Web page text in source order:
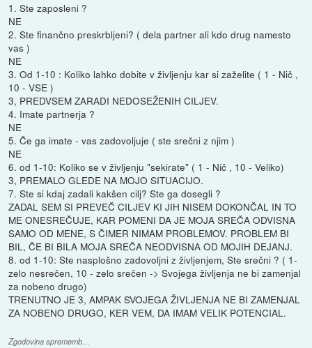
1. Ste zaposleni ?
NE
2. Ste finančno preskrbljeni? ( dela partner ali kdo drug namesto
vas )
NE
3. Od 1-10 : Koliko lahko dobite v življenju kar si zaželite ( 1 - Nič ,
10 - VSE )
3, PREDVSEM ZARADI NEDOSEŽENIH CILJEV.
4. Imate partnerja ?
NE
5. Če ga imate - vas zadovoljuje ( ste srečni z njim )
NE
6. od 1-10: Koliko se v življenju "sekirate" ( 1 - Nič , 10 - Veliko)
3, PREMALO GLEDE NA MOJO SITUACIJO.
7. Ste si kdaj zadali kakšen cilj? Ste ga dosegli ?
ZADAL SEM SI PREVEČ CILJEV KI JIH NISEM DOKONČAL IN TO
ME ONESREČUJE, KAR POMENI DA JE MOJA SREČA ODVISNA
SAMO OD MENE, S ČIMER NIMAM PROBLEMOV. PROBLEM BI
BIL, ČE BI BILA MOJA SREČA NEODVISNA OD MOJIH DEJANJ.
8. od 1-10: Ste nasplošno zadovoljni z življenjem, Ste srečni ? ( 1-
zelo nesrečen, 10 - zelo srečen -> Svojega življenja ne bi zamenjal
za nobeno drugo)
TRENUTNO JE 3, AMPAK SVOJEGA ŽIVLJENJA NE BI ZAMENJAL
ZA NOBENO DRUGO, KER VEM, DA IMAM VELIK POTENCIAL.
Zgodovina sprememb…